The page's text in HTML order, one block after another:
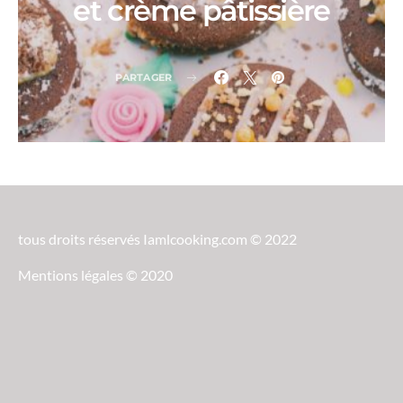
et crème pâtissière
PARTAGER
tous droits réservés Iamlcooking.com © 2022
Mentions légales © 2020